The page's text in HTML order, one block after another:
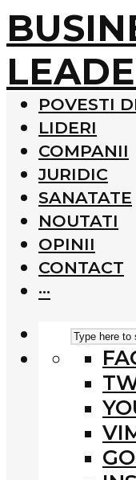
POVESTI
LIDERI
COMPANII
JURIDIC
SANATATE
NOUTATI
OPINII
CONTACT
···